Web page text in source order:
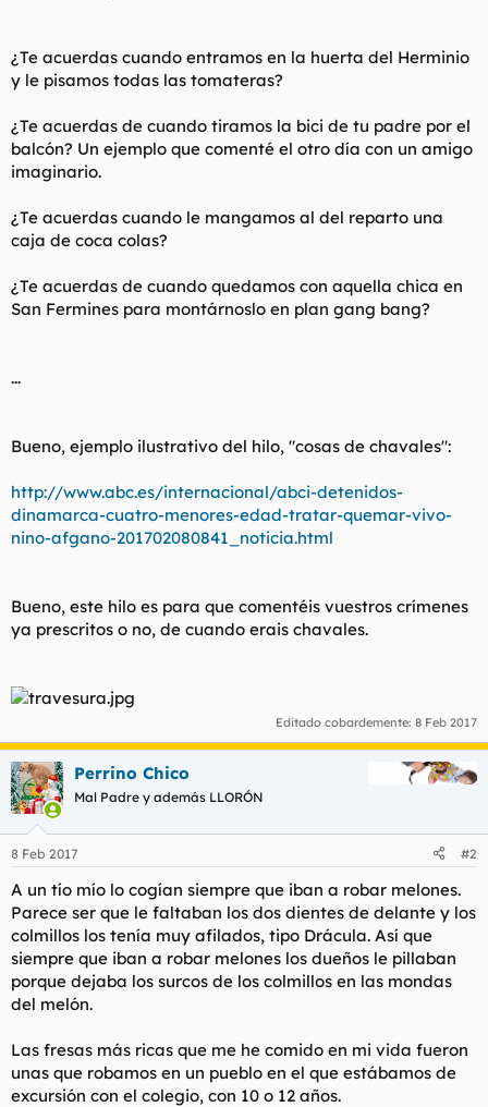
¿Te acuerdas cuando entramos en la huerta del Herminio
y le pisamos todas las tomateras?
¿Te acuerdas de cuando tiramos la bici de tu padre por el
balcón? Un ejemplo que comenté el otro día con un amigo
imaginario.
¿Te acuerdas cuando le mangamos al del reparto una
caja de coca colas?
¿Te acuerdas de cuando quedamos con aquella chica en
San Fermines para montárnoslo en plan gang bang?
...
Bueno, ejemplo ilustrativo del hilo, "cosas de chavales":
http://www.abc.es/internacional/abci-detenidos-
dinamarca-cuatro-menores-edad-tratar-quemar-vivo-
nino-afgano-201702080841_noticia.html
Bueno, este hilo es para que comentéis vuestros crímenes
ya prescritos o no, de cuando erais chavales.
Editado cobardemente: 8 Feb 2017
Perrino Chico
Mal Padre y además LLORÓN
8 Feb 2017 #2
A un tío mío lo cogían siempre que iban a robar melones.
Parece ser que le faltaban los dos dientes de delante y los
colmillos los tenía muy afilados, tipo Drácula. Así que
siempre que iban a robar melones los dueños le pillaban
porque dejaba los surcos de los colmillos en las mondas
del melón.
Las fresas más ricas que me he comido en mi vida fueron
unas que robamos en un pueblo en el que estábamos de
excursión con el colegio, con 10 o 12 años.